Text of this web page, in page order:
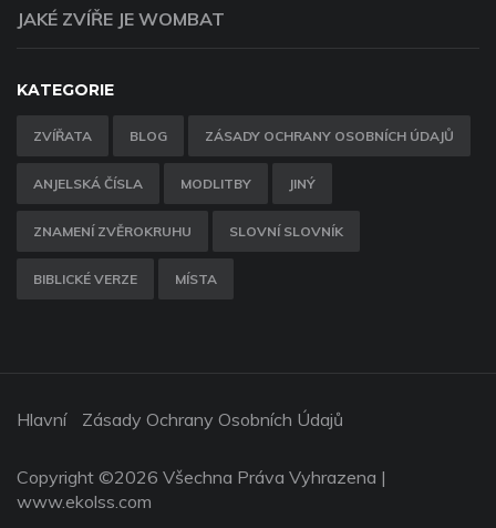
JAKÉ ZVÍŘE JE WOMBAT
KATEGORIE
ZVÍŘATA BLOG ZÁSADY OCHRANY OSOBNÍCH ÚDAJŮ
ANJELSKÁ ČÍSLA MODLITBY JINÝ
ZNAMENÍ ZVĚROKRUHU SLOVNÍ SLOVNÍK
BIBLICKÉ VERZE MÍSTA
Hlavní Zásady Ochrany Osobních Údajů
Copyright ©2026 Všechna Práva Vyhrazena |
www.ekolss.com